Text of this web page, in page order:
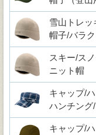
雪山トレッ
帽子/バラ
スキー/ス
ニット帽
キャップ/
ハンチング
キャップ/